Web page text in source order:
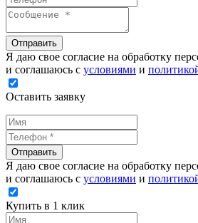
Отправить
Я даю свое согласие на обработку
и соглашаюсь с условиями и
Оставить заявку
Отправить
Я даю свое согласие на обработку
и соглашаюсь с условиями и
Купить в 1 клик